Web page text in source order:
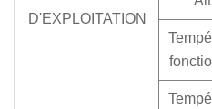
D'EXPLOITATION